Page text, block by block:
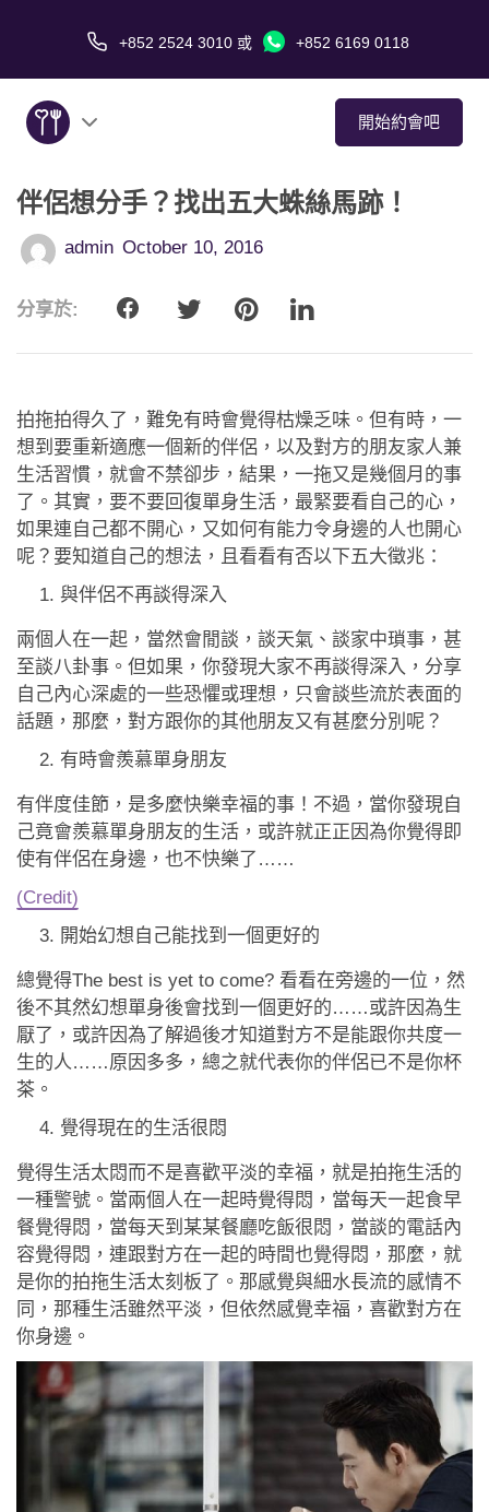
+852 2524 3010 或 +852 6169 0118
開始約會吧
關於我們
服務
愛情故事
約會技巧
應用程式
聯絡我們
伴侶想分手？找出五大蛛絲馬跡！
admin October 10, 2016
分享於:
拍拖拍得久了，難免有時會覺得枯燥乏味。但有時，一
想到要重新適應一個新的伴侶，以及對方的朋友家人兼
生活習慣，就會不禁卻步，結果，一拖又是幾個月的事
了。其實，要不要回復單身生活，最緊要看自己的心，
如果連自己都不開心，又如何有能力令身邊的人也開心
呢？要知道自己的想法，且看看有否以下五大徵兆：
與伴侶不再談得深入
兩個人在一起，當然會閒談，談天氣、談家中瑣事，甚
至談八卦事。但如果，你發現大家不再談得深入，分享
自己內心深處的一些恐懼或理想，只會談些流於表面的
話題，那麼，對方跟你的其他朋友又有甚麼分別呢？
有時會羨慕單身朋友
有伴度佳節，是多麼快樂幸福的事！不過，當你發現自
己竟會羨慕單身朋友的生活，或許就正正因為你覺得即
使有伴侶在身邊，也不快樂了……
(Credit)
開始幻想自己能找到一個更好的
總覺得The best is yet to come? 看看在旁邊的一位，然
後不其然幻想單身後會找到一個更好的……或許因為生
厭了，或許因為了解過後才知道對方不是能跟你共度一
生的人……原因多多，總之就代表你的伴侶已不是你杯
茶。
覺得現在的生活很悶
覺得生活太悶而不是喜歡平淡的幸福，就是拍拖生活的
一種警號。當兩個人在一起時覺得悶，當每天一起食早
餐覺得悶，當每天到某某餐廳吃飯很悶，當談的電話內
容覺得悶，連跟對方在一起的時間也覺得悶，那麼，就
是你的拍拖生活太刻板了。那感覺與細水長流的感情不
同，那種生活雖然平淡，但依然感覺幸福，喜歡對方在
你身邊。